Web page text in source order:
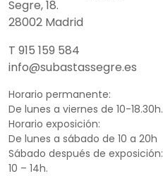
Segre, 18.
28002 Madrid
T 915 159 584
info@subastassegre.es
Horario permanente:
De lunes a viernes de 10-18.30h.
Horario exposición:
De lunes a sábado de 10 a 20h
Sábado después de exposición:
10 – 14h.